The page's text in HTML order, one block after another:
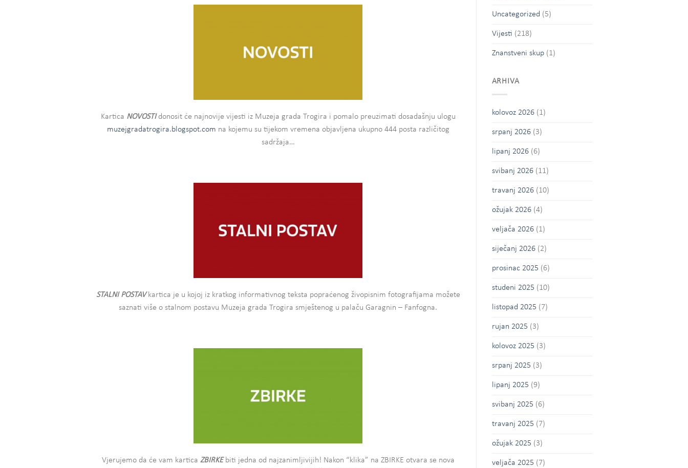
Kartica NOVOSTIdonosit će najnovije vijesti iz Muzeja grada Trogira i pomalo preuzimati dosadašnju ulogu
muzejgradatrogira.blogspot.com na kojemu su tijekom vremena objavljena ukupno 444 posta različitog
sadržaja…
STALNI POSTAVkartica je u kojoj iz kratkog informativnog teksta popraćenog živopisnim fotografijama možete
saznati više o stalnom postavu Muzeja grada Trogira smještenog u palaču Garagnin – Fanfogna.
Vjerujemo da će vam kartica ZBIRKEbiti jedna od najzanimljivijih! Nakon “klika” na ZBIRKE otvara se nova
Uncategorized (5)
Vijesti (218)
Znanstveni skup(1)
ARHIVA
kolovoz 2026(1)
srpanj 2026(3)
lipanj 2026(6)
svibanj 2026(11)
travanj 2026(10)
ožujak 2026(4)
veljača 2026(1)
siječanj 2026(2)
prosinac 2025 (6)
studeni 2025 (10)
listopad 2025 (7)
rujan 2025 (3)
kolovoz 2025 (3)
srpanj 2025 (3)
lipanj 2025 (9)
svibanj 2025 (6)
travanj 2025 (7)
ožujak 2025 (3)
veljača 2025 (7)